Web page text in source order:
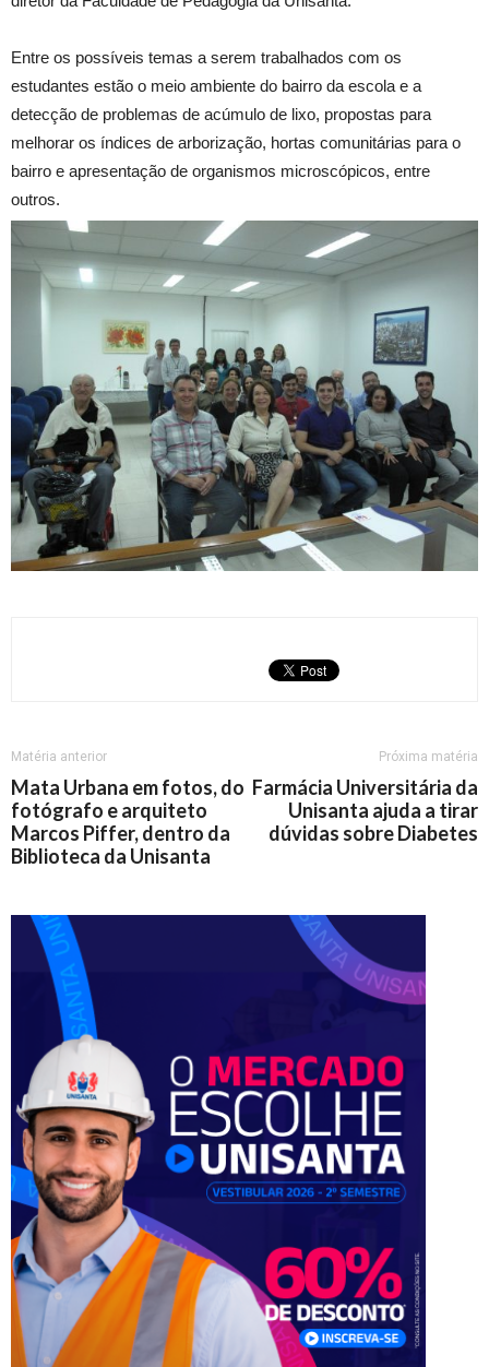
Entre os possíveis temas a serem trabalhados com os
estudantes estão o meio ambiente do bairro da escola e a
detecção de problemas de acúmulo de lixo, propostas para
melhorar os índices de arborização, hortas comunitárias para o
bairro e apresentação de organismos microscópicos, entre
outros.
Matéria anterior
Mata Urbana em fotos, do
fotógrafo e arquiteto
Marcos Piffer, dentro da
Biblioteca da Unisanta
Próxima matéria
Farmácia Universitária da
Unisanta ajuda a tirar
dúvidas sobre Diabetes